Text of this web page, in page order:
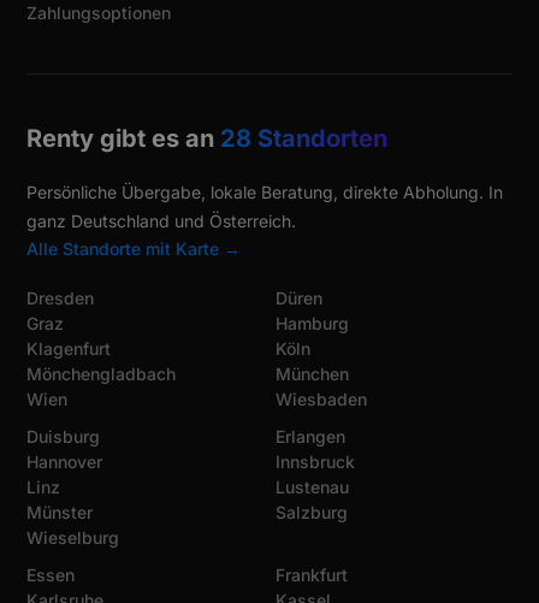
Zahlungsoptionen
Renty gibt es an 28 Standorten
Persönliche Übergabe, lokale Beratung, direkte Abholung. In
ganz Deutschland und Österreich.
Alle Standorte mit Karte →
Dresden
Graz
Klagenfurt
Mönchengladbach
Wien
Düren
Hamburg
Köln
München
Wiesbaden
Duisburg
Hannover
Linz
Münster
Wieselburg
Erlangen
Innsbruck
Lustenau
Salzburg
Essen
Frankfurt